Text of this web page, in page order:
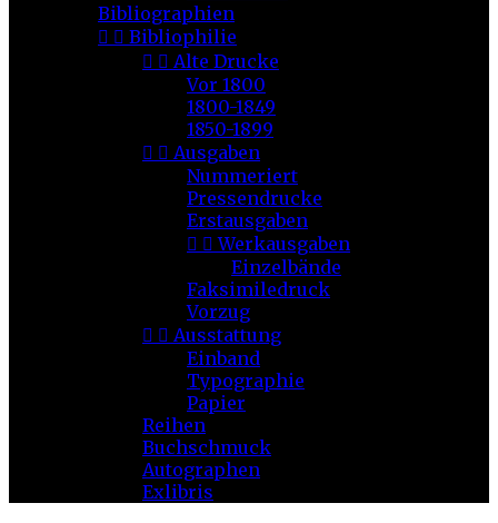
Bibliographien
  Bibliophilie
  Alte Drucke
Vor 1800
1800-1849
1850-1899
  Ausgaben
Nummeriert
Pressendrucke
Erstausgaben
  Werkausgaben
Einzelbände
Faksimiledruck
Vorzug
  Ausstattung
Einband
Typographie
Papier
Reihen
Buchschmuck
Autographen
Exlibris